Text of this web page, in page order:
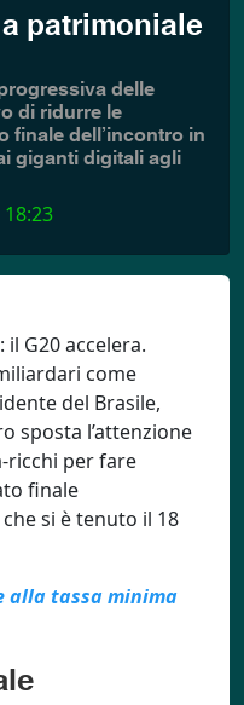
patrimoniale
delle
di ridurre le
finale dell’incontro in
giganti digitali agli
G20 accelera.
come
del Brasile,
sposta l’attenzione
ricchi per fare
finale
si è tenuto il 18
alla tassa minima